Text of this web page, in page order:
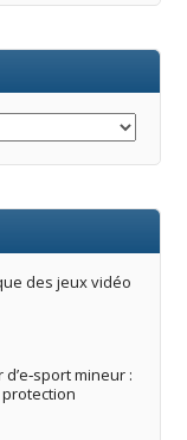
des jeux vidéo
mineur :